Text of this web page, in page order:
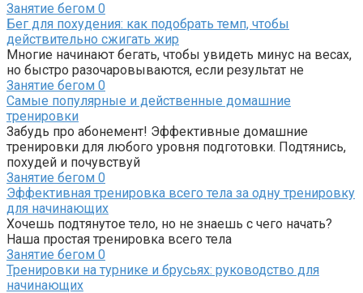
Занятие бегом 0
Бег для похудения: как подобрать темп, чтобы
действительно сжигать жир
Многие начинают бегать, чтобы увидеть минус на весах,
но быстро разочаровываются, если результат не
Занятие бегом 0
Самые популярные и действенные домашние
тренировки
Забудь про абонемент! Эффективные домашние
тренировки для любого уровня подготовки. Подтянись,
похудей и почувствуй
Занятие бегом 0
Эффективная тренировка всего тела за одну тренировку
для начинающих
Хочешь подтянутое тело, но не знаешь с чего начать?
Наша простая тренировка всего тела
Занятие бегом 0
Тренировки на турнике и брусьях: руководство для
начинающих